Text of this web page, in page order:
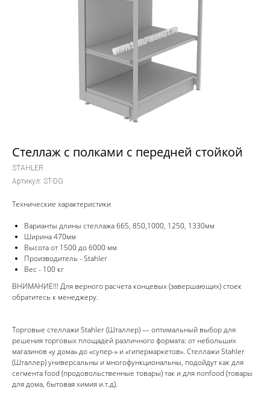
Стеллаж с полками с передней стойкой
STAHLER
Артикул: ST-DG
Технические характеристики
Варианты длины стеллажа 665, 850,1000, 1250, 1330мм
Ширина 470мм
Высота от 1500 до 6000 мм
Производитель - Stahler
Вес - 100 кг
ВНИМАНИЕ!!! Для верного расчета концевых (завершающих) стоек
обратитесь к менеджеру.
Торговые стеллажи Stahler (Шталлер) — оптимальный выбор для
решения торговых площадей различного формата: от небольших
магазинов «у дома» до «супер-» и «гипермаркетов». Стеллажи Stahler
(Шталлер) универсальны и многофункциональны, подойдут как для
сегмента food (продовольственные товары) так и для nonfood (товары
для дома, бытовая химия и.т.д).